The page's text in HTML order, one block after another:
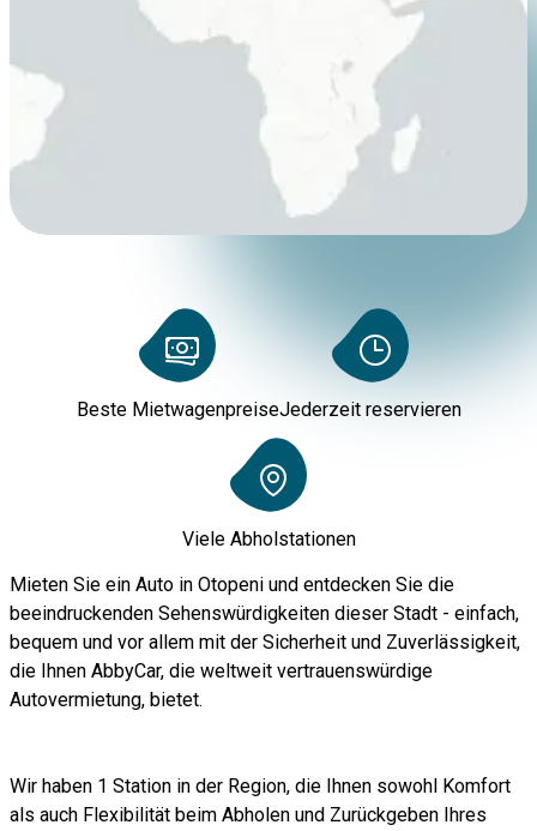
Beste MietwagenpreiseJederzeit reservieren
Viele Abholstationen
Mieten Sie ein Auto in Otopeni und entdecken Sie die
beeindruckenden Sehenswürdigkeiten dieser Stadt - einfach,
bequem und vor allem mit der Sicherheit und Zuverlässigkeit,
die Ihnen AbbyCar, die weltweit vertrauenswürdige
Autovermietung, bietet.
Wir haben 1 Station in der Region, die Ihnen sowohl Komfort
als auch Flexibilität beim Abholen und Zurückgeben Ihres